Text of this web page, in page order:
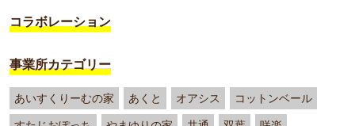
コラボレーション
事業所カテゴリー
あいすくりーむの家 あくと オアシス コットンベール